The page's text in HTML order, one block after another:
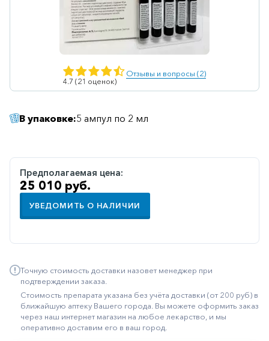
Ветеринарные
Витаминные
Гематологические
Гинекология
Дерматологические
Диабетические
Иммуностимуляторы
Климактерические
Метаболизм
4.7 (21 оценок)
Отзывы и вопросы (2)
В упаковке:5 ампул по 2 мл
Предполагаемая цена:
25 010 руб.
УВЕДОМИТЬ О НАЛИЧИИ
Точную стоимость доставки назовет менеджер при
подтверждении заказа.
Стоимость препарата указана без учёта доставки (от 200 руб) в
ближайшую аптеку Вашего города. Вы можете оформить заказ
через наш интернет магазин на любое лекарство, и мы
оперативно доставим его в ваш город.